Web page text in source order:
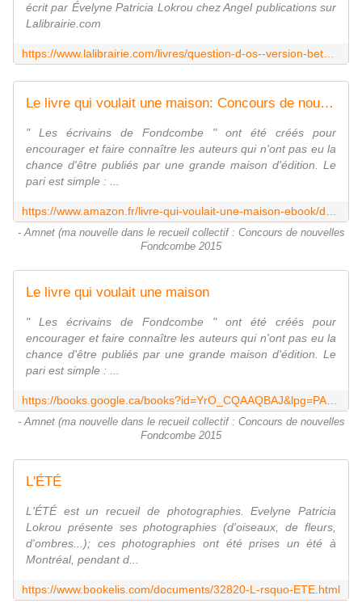
écrit par Évelyne Patricia Lokrou chez Angel publications sur
Lalibrairie.com
Le livre qui voulait une maison: Concours de nouvelles Fondcombe 2015 - Thème " Félin "
" Les écrivains de Fondcombe " ont été créés pour
encourager et faire connaître les auteurs qui n'ont pas eu la
chance d'être publiés par une grande maison d'édition. Le
pari est simple : ...
- Amnet (ma nouvelle dans le recueil collectif : Concours de nouvelles
Fondcombe 2015
Le livre qui voulait une maison
" Les écrivains de Fondcombe " ont été créés pour
encourager et faire connaître les auteurs qui n'ont pas eu la
chance d'être publiés par une grande maison d'édition. Le
pari est simple : ...
- Amnet (ma nouvelle dans le recueil collectif : Concours de nouvelles
Fondcombe 2015
L'ÉTÉ
L'ÉTÉ est un recueil de photographies. Evelyne Patricia
Lokrou présente ses photographies (d'oiseaux, de fleurs,
d'ombres...); ces photographies ont été prises un été à
Montréal, pendant d...
https://www.bookelis.com/documents/32820-L-rsquo-ETE.html